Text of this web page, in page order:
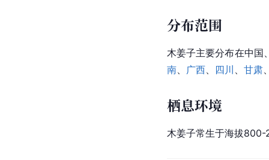
分布范围
木姜子主要分布在中国
南、 广西、 四川 、 甘肃
栖息环境
木姜子常生于海拔